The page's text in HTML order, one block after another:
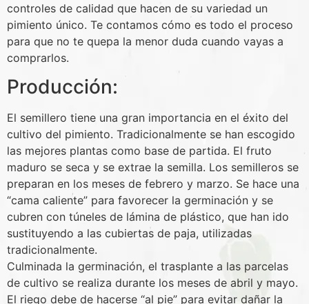
controles de calidad que hacen de su variedad un
pimiento único. Te contamos cómo es todo el proceso
para que no te quepa la menor duda cuando vayas a
comprarlos.
Producción:
El semillero tiene una gran importancia en el éxito del
cultivo del pimiento. Tradicionalmente se han escogido
las mejores plantas como base de partida. El fruto
maduro se seca y se extrae la semilla. Los semilleros se
preparan en los meses de febrero y marzo. Se hace una
“cama caliente” para favorecer la germinación y se
cubren con túneles de lámina de plástico, que han ido
sustituyendo a las cubiertas de paja, utilizadas
tradicionalmente.
Culminada la germinación, el trasplante a las parcelas
de cultivo se realiza durante los meses de abril y mayo.
El riego debe de hacerse “al pie” para evitar dañar la